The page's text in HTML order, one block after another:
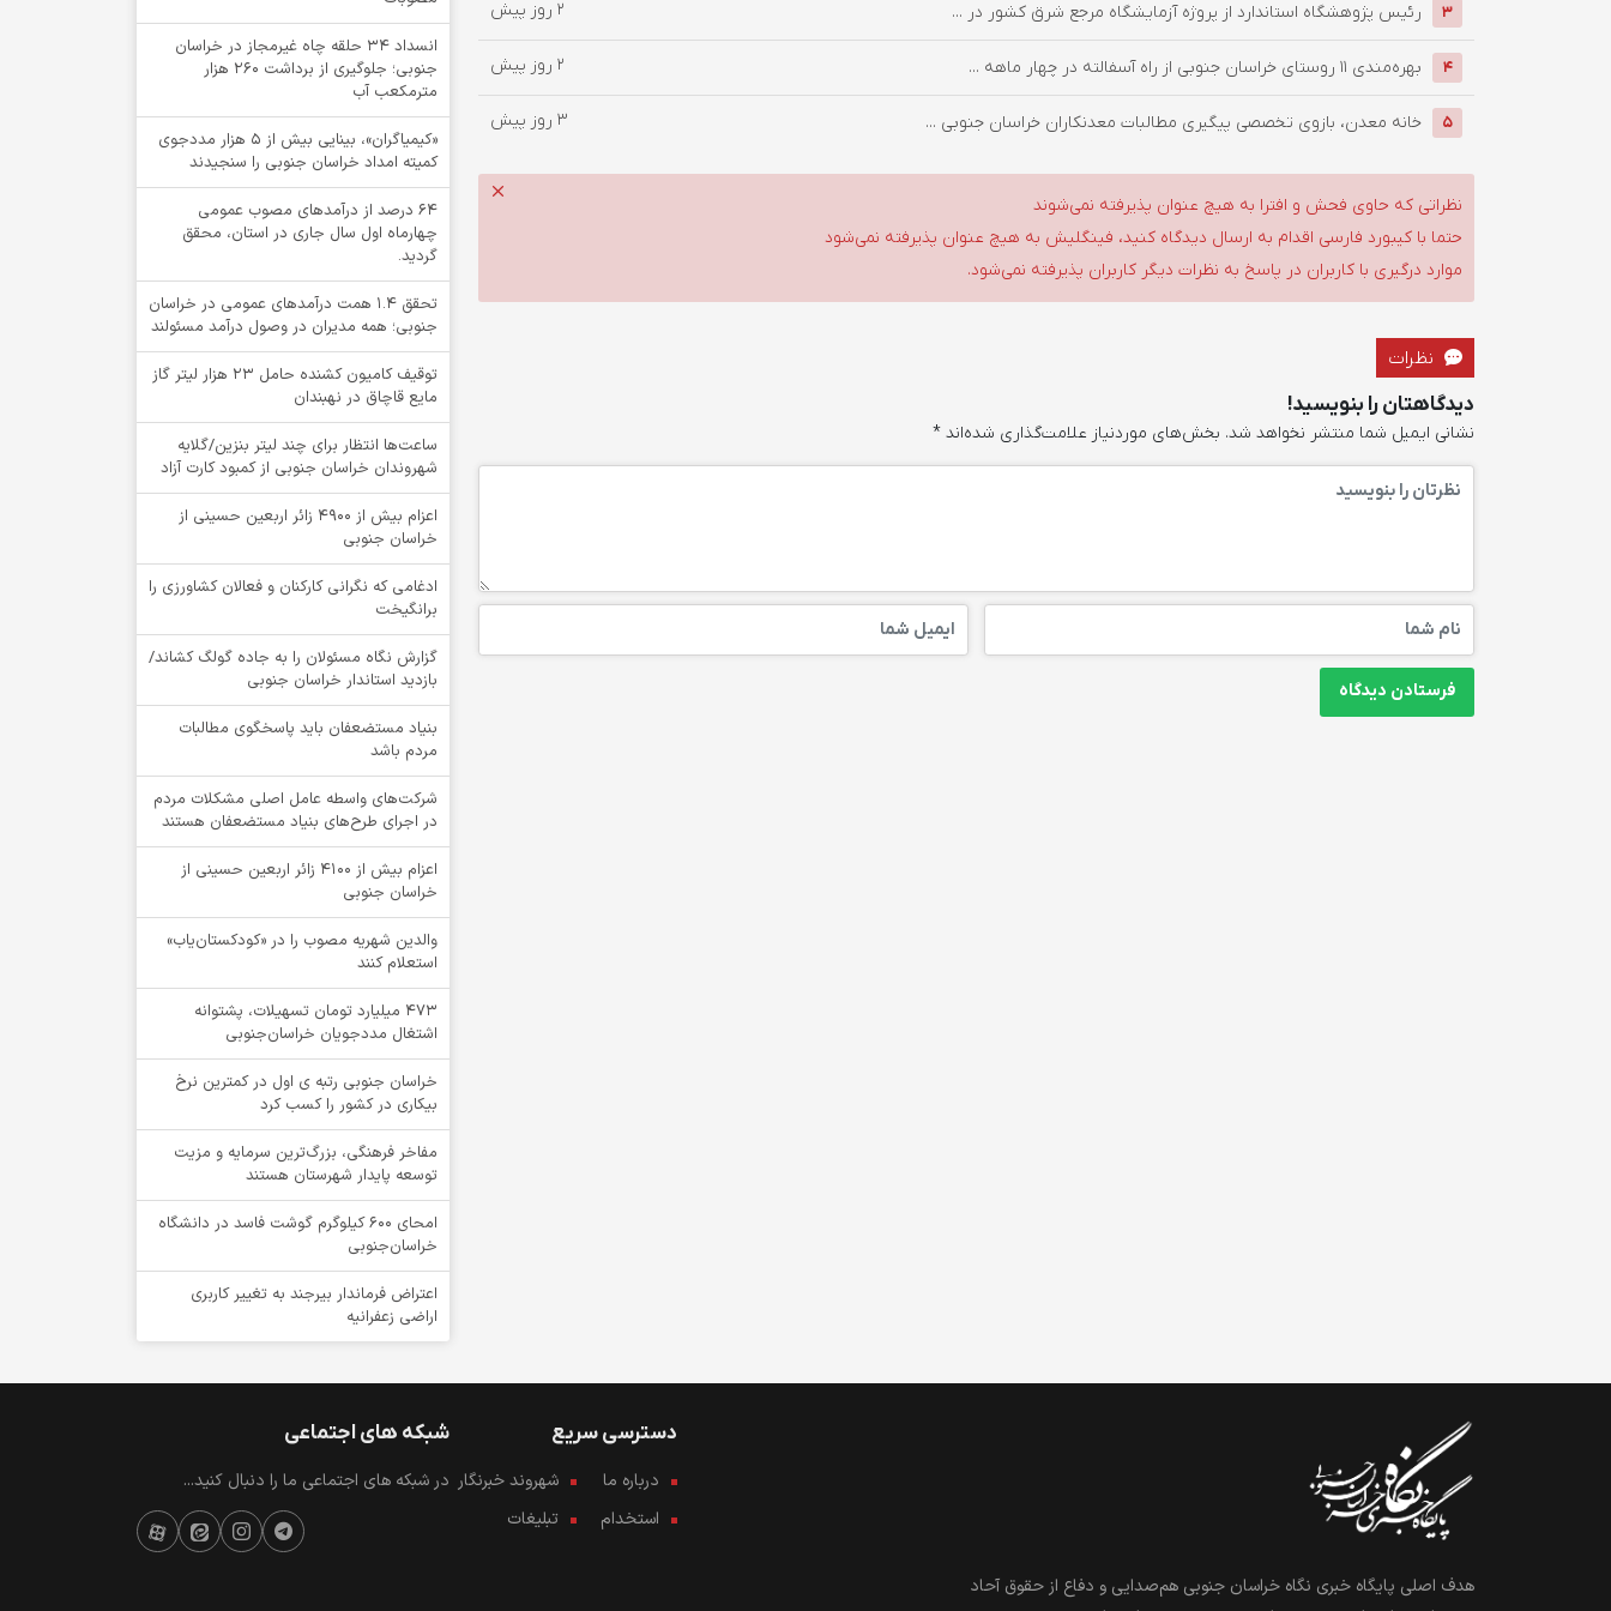
3 رئیس پژوهشگاه استاندارد از پروژه آزمایشگاه مرجع شرق کشور در ... 2 روز پیش
4 بهره‌مندی ۱۱ روستای خراسان جنوبی از راه آسفالته در چهار ماهه ... 2 روز پیش
5 خانه معدن، بازوی تخصصی پیگیری مطالبات معدنکاران خراسان جنوبی ... 3 روز پیش
نظراتی که حاوی فحش و افترا به هیچ عنوان پذیرفته نمی‌شوند
حتما با کیبورد فارسی اقدام به ارسال دیدگاه کنید، فینگلیش به هیچ عنوان پذیرفته نمی‌شود
موارد درگیری با کاربران در پاسخ به نظرات دیگر کاربران پذیرفته نمی‌شود.
نظرات
دیدگاهتان را بنویسید!
نشانی ایمیل شما منتشر نخواهد شد. بخش‌های موردنیاز علامت‌گذاری شده‌اند *
انسداد ۳۴ حلقه چاه غیرمجاز در خراسان
جنوبی؛ جلوگیری از برداشت ۲۶۰ هزار
مترمکعب آب
«کیمیاگران»، بینایی بیش از ۵ هزار مددجوی
کمیته امداد خراسان جنوبی را سنجیدند
64 درصد از درآمدهای مصوب عمومی
چهارماه اول سال جاری در استان، محقق
گردید.
تحقق ۱.۴ همت درآمدهای عمومی در خراسان
جنوبی؛ همه مدیران در وصول درآمد مسئولند
توقيف کامیون کشنده حامل 23 هزار لیتر گاز
مایع قاچاق در نهبندان
ساعت‌ها انتظار برای چند لیتر بنزین/گلایه
شهروندان خراسان جنوبی از کمبود کارت آزاد
اعزام بیش از 4900 زائر اربعین حسینی از
خراسان جنوبی
ادغامی که نگرانی کارکنان و فعالان کشاورزی را
برانگیخت
گزارش نگاه مسئولان را به جاده گولگ کشاند/
بازدید استاندار خراسان جنوبی
بنیاد مستضعفان باید پاسخگوی مطالبات
مردم باشد
شرکت‌های واسطه عامل اصلی مشکلات مردم
در اجرای طرح‌های بنیاد مستضعفان هستند
اعزام بیش از 4100 زائر اربعین حسینی از
خراسان جنوبی
والدین شهریه مصوب را در «کودکستان‌یاب»
استعلام کنند
۴۷۳ میلیارد تومان تسهیلات، پشتوانه
اشتغال مددجویان خراسان‌جنوبی
خراسان جنوبی رتبه ی اول در کمترین نرخ
بیکاری در کشور را کسب کرد
مفاخر فرهنگی، بزرگ‌ترین سرمایه و مزیت
توسعه پایدار شهرستان هستند
امحای ۶۰۰ کیلوگرم گوشت فاسد در دانشگاه
خراسان‌جنوبی
اعتراض فرماندار بیرجند به تغییر کاربری
اراضی زعفرانیه
هدف اصلی پایگاه خبری نگاه خراسان جنوبی هم‌صدایی و دفاع از حقوق آحاد
دسترسی سریع
درباره ما
شهروند خبرنگار
استخدام
تبلیغات
شبکه های اجتماعی
در شبکه های اجتماعی ما را دنبال کنید...